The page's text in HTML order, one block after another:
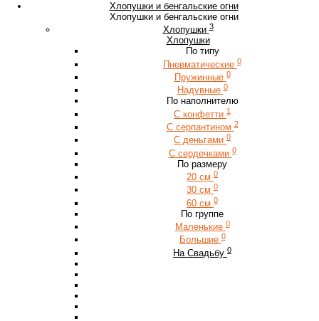
Хлопушки и бенгальские огни
Хлопушки и бенгальские огни
Хлопушки 3
Хлопушки
По типу
Пневматические 0
Пружинные 0
Надувные 0
По наполнителю
С конфетти 1
С серпантином 2
С деньгами 0
С сердечками 0
По размеру
20 см 0
30 см 0
60 см 0
По группе
Маленькие 0
Большие 0
На Свадьбу 0